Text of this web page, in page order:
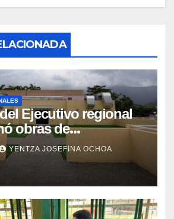
Ejecutivo regional
obras de
en la Maternidad
YENTZA JOSEFINA OCHOA